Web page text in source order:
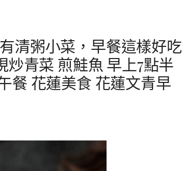
清粥小菜，早餐這樣好吃
炒青菜 煎鮭魚 早上7點半
餐 花蓮美食 花蓮文青早